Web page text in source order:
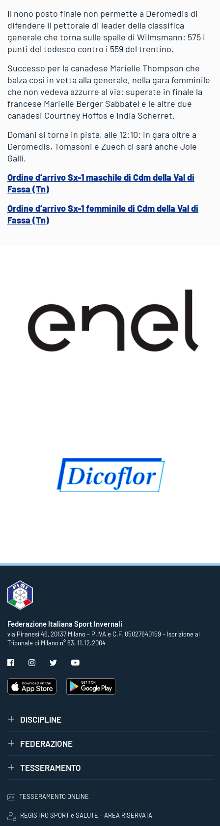
Il nono posto finale non permette a Deromedis di
difendere il pettorale di leader della classifica
generale che torna sulle spalle di Wilmsmann: 575 i
punti del tedesco contro i 559 del trentino.
Successo per la canadese Marielle Thompson che
balza così in vetta alla generale, nella gara femminile
che non vedeva azzurre al via: superate in finale la
francese Marielle Berger Sabbatel e le altre due
canadesi Courtney Hoffos e India Scherret.
Domani si torna in pista, alle 12:10: in gara oltre a
Deromedis, Tomasoni e Zuech ci sarà anche Jole
Galli.
Ordine d’arrivo Sx-1 maschile di Cdm della Val di
Fassa (Tn)
Ordine d’arrivo Sx-1 femminile di Cdm della Val di
Fassa (Tn)
Federazione Italiana Sport Invernali
via Piranesi 46, 20137 Milano – P.IVA e C.F. 05027640159 – Iscrizione al
Tribunale di Milano n° 63, 11.12.2004
DISCIPLINE
FEDERAZIONE
TESSERAMENTO
TESSERAMENTO ONLINE
REGISTRO SPORT e SALUTE – AREA RISERVATA